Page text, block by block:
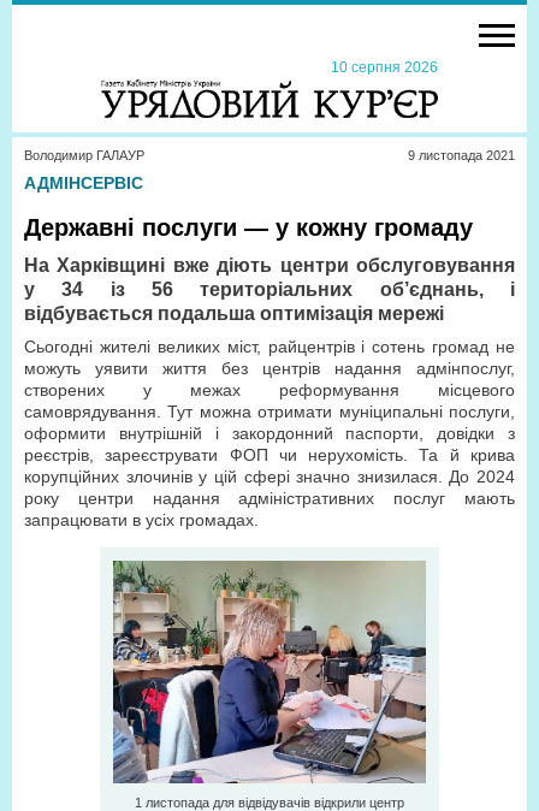
10 серпня 2026
Володимир ГАЛАУР 9 листопада 2021
АДМІНСЕРВІС
Державні послуги — у кожну громаду
На Харківщині вже діють центри обслуговування
у 34 із 56 територіальних об’єднань, і
відбувається подальша оптимізація мережі
Сьогодні жителі великих міст, райцентрів і сотень громад не
можуть уявити життя без центрів надання адмінпослуг,
створених у межах реформування місцевого
самоврядування. Тут можна отримати муніципальні послуги,
оформити внутрішній і закордонний паспорти, довідки з
реєстрів, зареєструвати ФОП чи нерухомість. Та й крива
корупційних злочинів у цій сфері значно знизилася. До 2024
року центри надання адміністративних послуг мають
запрацювати в усіх громадах.
1 листопада для відвідувачів відкрили центр